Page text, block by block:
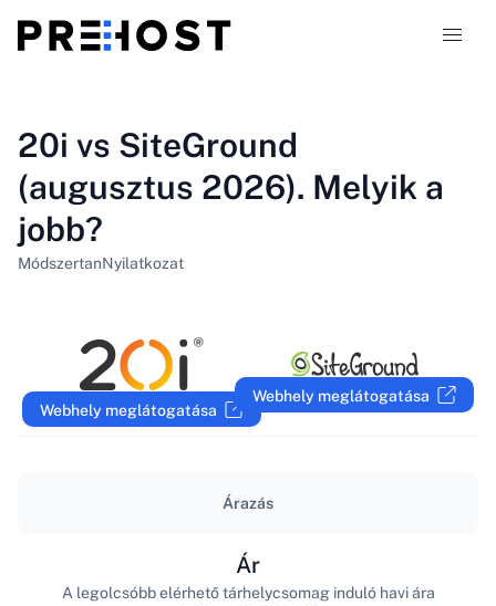
Összehasonlítások
Kuponok
HU
20i vs SiteGround
(augusztus 2026). Melyik a
jobb?
MódszertanNyilatkozat
Webhely meglátogatása
Webhely meglátogatása
Árazás
Ár
A legolcsóbb elérhető tárhelycsomag induló havi ára